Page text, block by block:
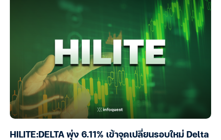
HILITE:DELTA พุ่ง 6.11% เข้าจุดเปลี่ยนรอบใหม่ Delta